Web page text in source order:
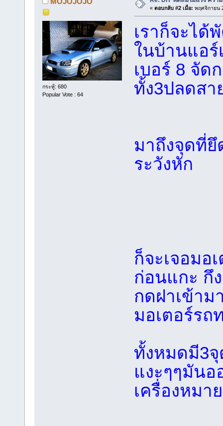
กระทู้: 680
Popular Vote : 64
« ตอบกลับ #2 เมื่อ: พฤศจิกายน
เราก็จะได้
ในบ้านแอร์
เบอร์ 8 จัด
ทั้ง3ปลดสา
มาถึงจุดที่ยึ
ระวังหัก
ก็จะเจอมอ
ก่อนแกะ กึ
กดฝาเข้าม
มอเตอร์รถ
ทั้งหมดมี3
แงะๆๆมัน
เครื่องหมา